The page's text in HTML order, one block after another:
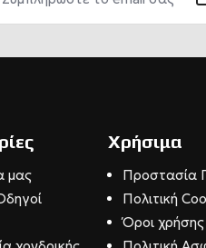
μας
Χρήσιμα
Προστασία
Πολιτική
Όροι χρήσης